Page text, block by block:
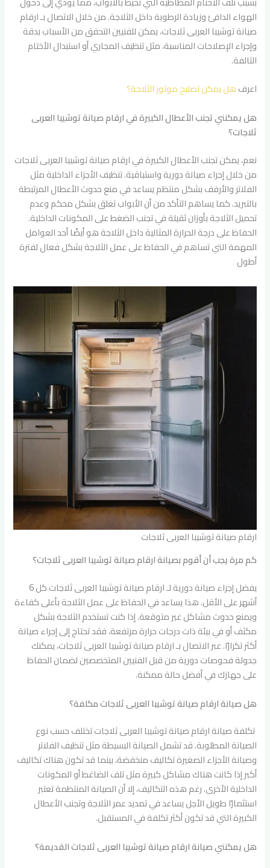
الهواء الدافئ وزيادة الرطوبة داخل الثلاجة. من خلال الاتصال بـ ارقام
صيانة توشيبا العربى ثلاجات، يمكن للفنيين التحقق من الأسباب بدقة
وإجراء الإصلاحات المناسبة، مثل تنظيف المجاري أو استبدال الأختام
التالفة.
اعرفهل يمكن تصليح موتور الثلاجة؟
هل يمكنني تجنب الأعطال الكبيرة في ارقام صيانة توشيبا العربى
ثلاجات؟
نعم، يمكن تجنب الأعطال الكبيرة في ارقام صيانة توشيبا العربى ثلاجات
من خلال إجراء صيانة دورية واستباقية. تنظيف الأجزاء الداخلية مثل
الفلاتر والأرفف بشكل منتظم يساعد في منع حدوث الأعطال المرتبطة
بالتبريد. كما يساهم التأكد من أن الأبواب تغلق بشكل محكم وعدم
تحميل الثلاجة بأوزان ثقيلة في تجنب الضغط على المكونات الداخلية.
الحفاظ على درجة الحرارة المثالية داخل الثلاجة هو أيضًا أحد العوامل
المهمة التي تساهم في الحفاظ على عمل الثلاجة بشكل فعال لفترة
أطول
ارقام صيانة توشيبا العربى ثلاجات
كم مرة يجب أن أقوم بصيانة ارقام صيانة توشيبا العربى ثلاجات؟
يفضل إجراء صيانة دورية لـ ارقام صيانة توشيبا العربى ثلاجات كل 6
أشهر على الأقل. هذا يساعد في الحفاظ على عمل الثلاجة بأعلى كفاءة
ويمنع حدوث مشاكل غير متوقعة. إذا كنت تستخدم الثلاجة بشكل
مكثف أو في بيئة ذات درجات حرارة مرتفعة، فقد تحتاج إلى إجراء صيانة
أكثر تكرارًا. عبر الاتصال بـ ارقام صيانة توشيبا العربى ثلاجات، يمكنك
جدولة فحوصات دورية من قبل الفنيين المتخصصين لضمان الحفاظ
على جهازك في أفضل حالة ممكنة.
هل صيانة ارقام صيانة توشيبا العربى ثلاجات مكلفة؟
تكلفة صيانة ارقام صيانة توشيبا العربى ثلاجات تختلف حسب نوع
الصيانة المطلوبة. قد تشمل الصيانة البسيطة مثل تنظيف الفلاتر
وصيانة الأجزاء الصغيرة تكاليف منخفضة، بينما قد تكون هناك تكاليف
أكبر إذا كانت هناك مشاكل كبيرة مثل تلف الضاغط أو المكونات
الداخلية الأخرى. رغم هذه التكاليف، إلا أن الصيانة المنتظمة تعتبر
استثمارًا طويل الأجل يساعد في تمديد عمر الثلاجة وتجنب الأعطال
الكبيرة التي قد تكون أكثر تكلفة في المستقبل.
هل يمكنني صيانة ارقام صيانة توشيبا العربى ثلاجات القديمة؟